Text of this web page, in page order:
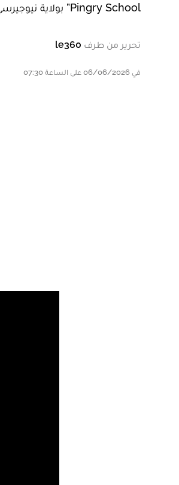
Pingry School” بولاية نيوجيرسي، في أجواء مغلقة امتدت لنحو ساعة ونصف.
تحرير من طرف le360
في 06/06/2026 على الساعة 07:30